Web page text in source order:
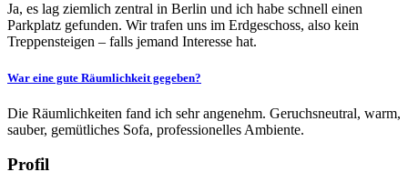
Ja, es lag ziemlich zentral in Berlin und ich habe schnell einen
Parkplatz gefunden. Wir trafen uns im Erdgeschoss, also kein
Treppensteigen – falls jemand Interesse hat.
War eine gute Räumlichkeit gegeben?
Die Räumlichkeiten fand ich sehr angenehm. Geruchsneutral, warm,
sauber, gemütliches Sofa, professionelles Ambiente.
Profil